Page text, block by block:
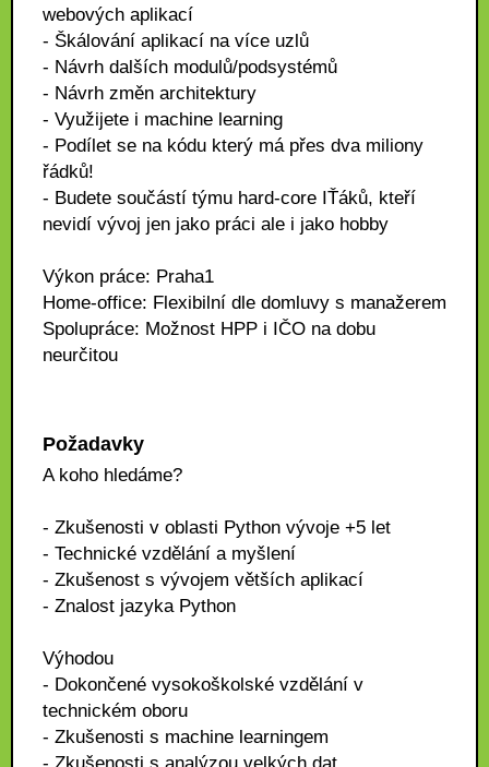
webových aplikací
- Škálování aplikací na více uzlů
- Návrh dalších modulů/podsystémů
- Návrh změn architektury
- Využijete i machine learning
- Podílet se na kódu který má přes dva miliony
řádků!
- Budete součástí týmu hard-core IŤáků, kteří
nevidí vývoj jen jako práci ale i jako hobby
Výkon práce: Praha1
Home-office: Flexibilní dle domluvy s manažerem
Spolupráce: Možnost HPP i IČO na dobu
neurčitou
Požadavky
A koho hledáme?
- Zkušenosti v oblasti Python vývoje +5 let
- Technické vzdělání a myšlení
- Zkušenost s vývojem větších aplikací
- Znalost jazyka Python
Výhodou
- Dokončené vysokoškolské vzdělání v
technickém oboru
- Zkušenosti s machine learningem